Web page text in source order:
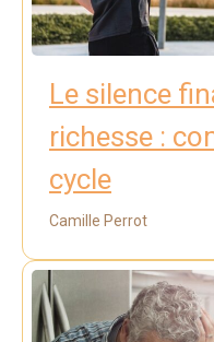
Le silence
richesse :
cycle
Camille Perrot